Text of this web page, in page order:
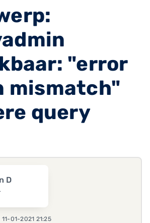
"error
mismatch"
query
D
11-01-2021 21:25